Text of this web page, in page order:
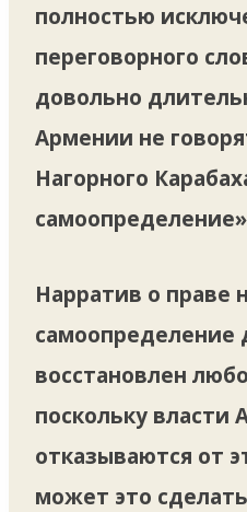
полностью
переговорного
довольно
Армении не
Нагорного
Нарратив о праве
самоопределение
восстановлен
поскольку власти
отказываются от
может это